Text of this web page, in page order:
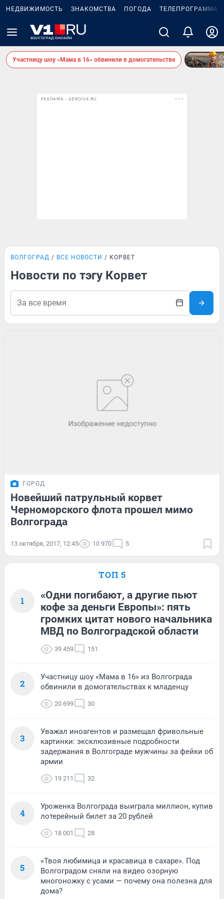
НЕДВИЖИМОСТЬ ЗНАКОМСТВА ПОГОДА ТЕЛЕПРОГРАММА
Участницу шоу «Мама в 16» обвинили в домогательстве
РЕКЛАМА • GEROI34.RU
ВОЛГОГРАД ВСЕ НОВОСТИ КОРВЕТ
Новости по тэгу Корвет
ГОРОД
Новейший патрульный корвет
Черноморского флота прошел мимо
Волгограда
13 октября, 2017, 12:45 10 970 5
ТОП 5
1
«Одни погибают, а другие пьют
кофе за деньги Европы»: пять
громких цитат нового начальника
МВД по Волгоградской области
39 459 151
2
Участницу шоу «Мама в 16» из Волгограда
обвинили в домогательствах к младенцу
20 699 30
3
Уважал иноагентов и размещал фривольные
картинки: эксклюзивные подробности
задержания в Волгограде мужчины за фейки об
армии
19 211 32
4
Уроженка Волгограда выиграла миллион, купив
лотерейный билет за 20 рублей
18 001 28
5
«Твоя любимица и красавица в сахаре». Под
Волгоградом сняли на видео озорную
многоножку с усами — почему она полезна для
дома?